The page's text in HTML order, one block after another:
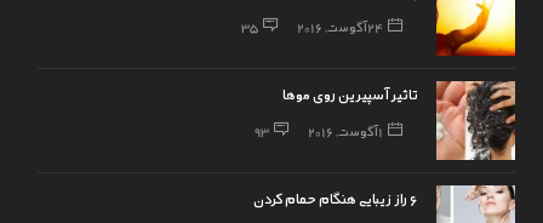
24 آگوست, 2016 35
تاثیر آسپیرین روی موها
1 آگوست, 2016 93
۶ راز زیبایی هنگام حمام کردن